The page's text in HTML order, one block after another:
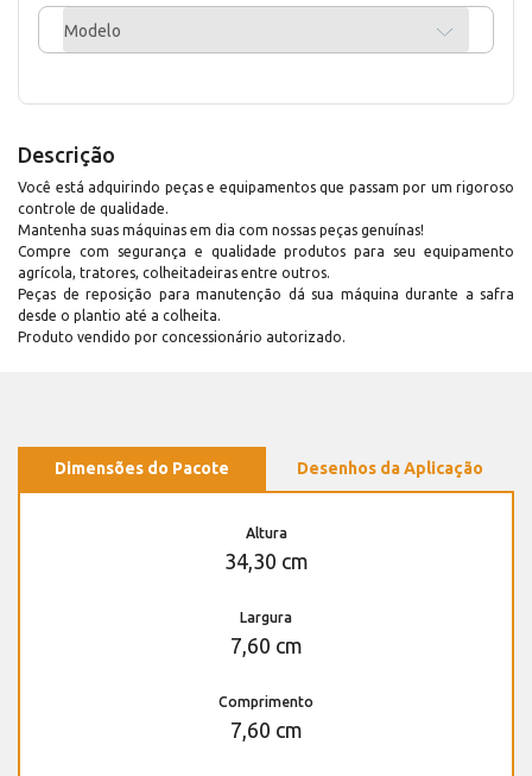
Modelo
Descrição
Você está adquirindo peças e equipamentos que passam por um rigoroso
controle de qualidade.
Mantenha suas máquinas em dia com nossas peças genuínas!
Compre com segurança e qualidade produtos para seu equipamento
agrícola, tratores, colheitadeiras entre outros.
Peças de reposição para manutenção dá sua máquina durante a safra
desde o plantio até a colheita.
Produto vendido por concessionário autorizado.
Dimensões do Pacote Desenhos da Aplicação
Altura
34,30 cm
Largura
7,60 cm
Comprimento
7,60 cm